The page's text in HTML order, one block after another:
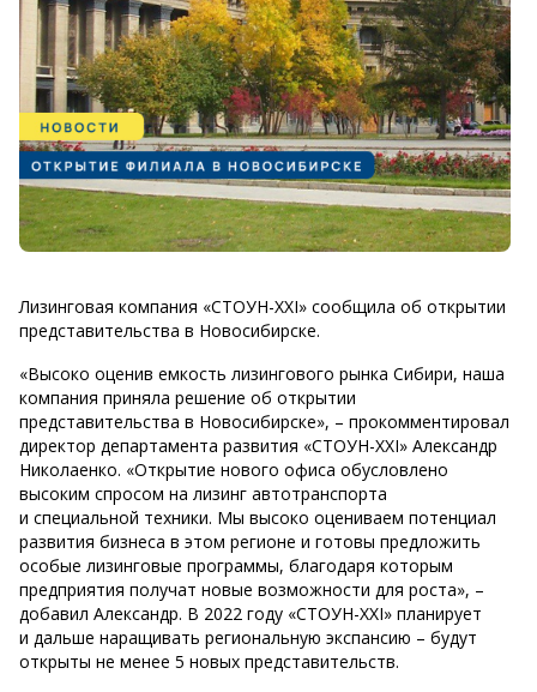
Лизинговая компания «СТОУН-XXI» сообщила об открытии
представительства в Новосибирске.
«Высоко оценив емкость лизингового рынка Сибири, наша
компания приняла решение об открытии
представительства в Новосибирске», – прокомментировал
директор департамента развития «СТОУН-XXI» Александр
Николаенко. «Открытие нового офиса обусловлено
высоким спросом на лизинг автотранспорта
и специальной техники. Мы высоко оцениваем потенциал
развития бизнеса в этом регионе и готовы предложить
особые лизинговые программы, благодаря которым
предприятия получат новые возможности для роста», –
добавил Александр. В 2022 году «СТОУН-XXI» планирует
и дальше наращивать региональную экспансию – будут
открыты не менее 5 новых представительств.